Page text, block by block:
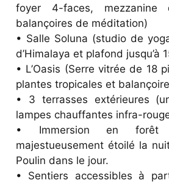
foyer 4-faces, mezzanine
balançoires de méditation)
• Salle Soluna (studio de
d’Himalaya et plafond jusqu’à
• L’Oasis (Serre vitrée de 18
plantes tropicales et
• 3 terrasses extérieures
lampes chauffantes infra-
• Immersion en
majestueusement étoilé la
Poulin dans le jour.
• Sentiers accessibles à